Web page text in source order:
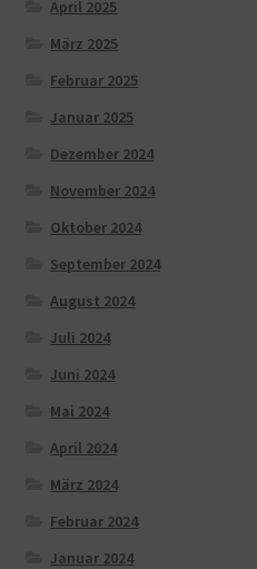
April 2025
März 2025
Februar 2025
Januar 2025
Dezember 2024
November 2024
Oktober 2024
September 2024
August 2024
Juli 2024
Juni 2024
Mai 2024
April 2024
März 2024
Februar 2024
Januar 2024